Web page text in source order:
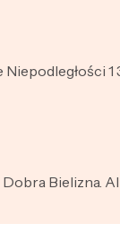
Niepodległości
Bielizna.